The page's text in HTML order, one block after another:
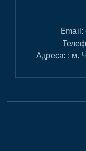
Email:
Адреса: : м.